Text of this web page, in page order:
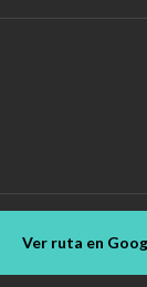
Ver ruta en